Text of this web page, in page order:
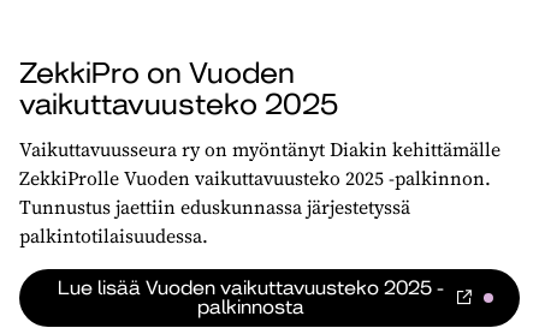
ZekkiPro on Vuoden
vaikuttavuusteko 2025
Vaikuttavuusseura ry on myöntänyt Diakin kehittämälle
ZekkiProlle Vuoden vaikuttavuusteko 2025 -palkinnon.
Tunnustus jaettiin eduskunnassa järjestetyssä
palkintotilaisuudessa.
Lue lisää Vuoden vaikuttavuusteko 2025 -
palkinnosta